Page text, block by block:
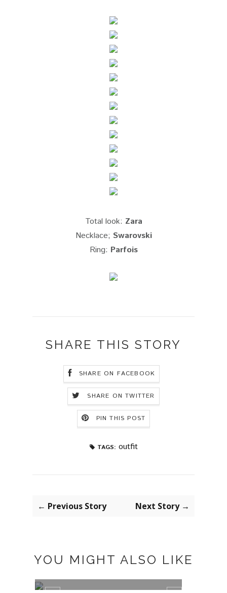
Total look: Zara
Necklace; Swarovski
Ring: Parfois
SHARE THIS STORY
SHARE ON FACEBOOK
SHARE ON TWITTER
PIN THIS POST
TAGS: outfit
← Previous Story Next Story →
YOU MIGHT ALSO LIKE